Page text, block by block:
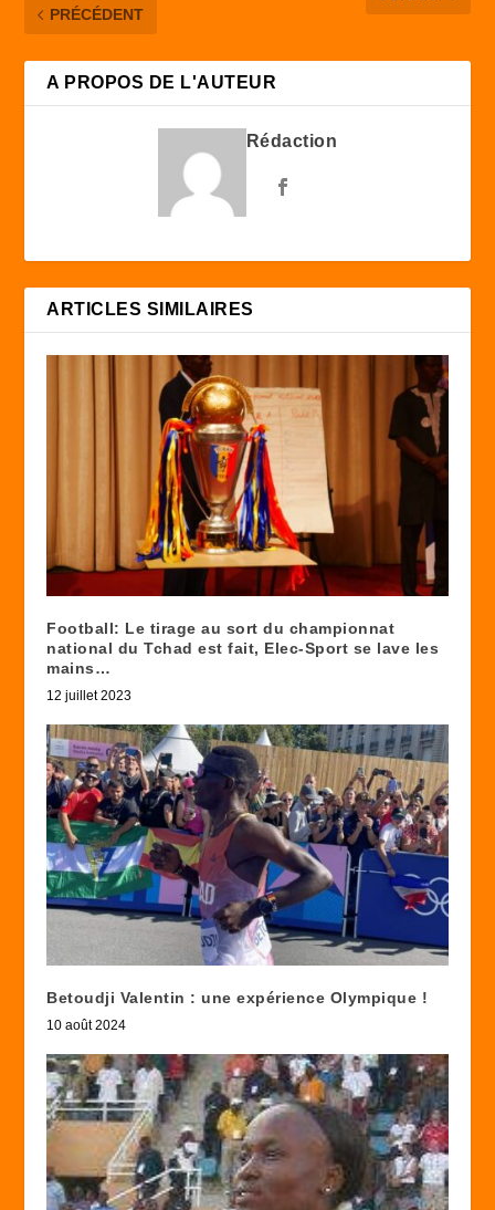
PRÉCÉDENT
A PROPOS DE L'AUTEUR
Rédaction
ARTICLES SIMILAIRES
Football: Le tirage au sort du championnat
national du Tchad est fait, Elec-Sport se lave les
mains…
12 juillet 2023
Betoudji Valentin : une expérience Olympique !
10 août 2024